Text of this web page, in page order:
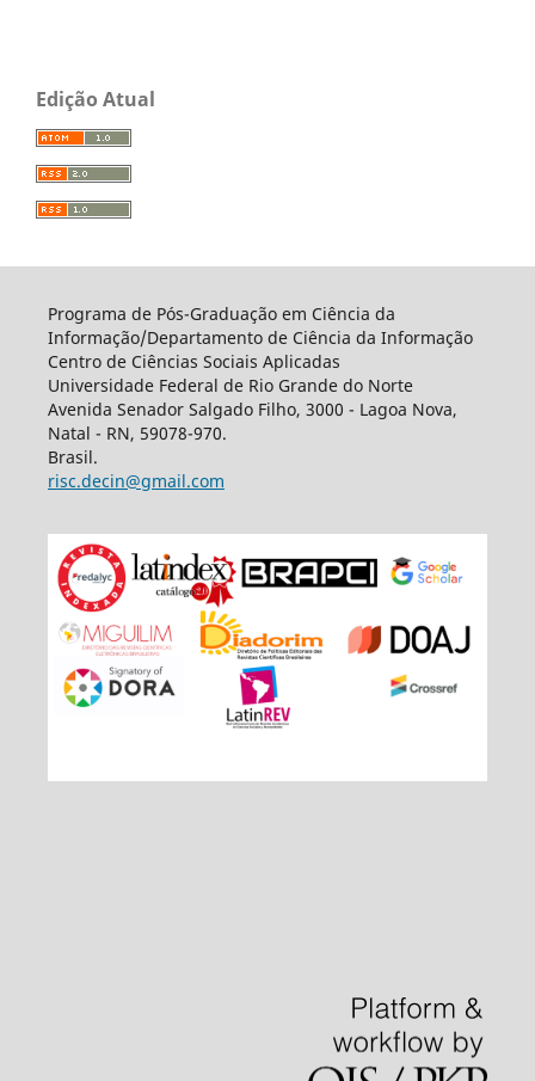
Edição Atual
Programa de Pós-Graduação em Ciência da
Informação/Departamento de Ciência da Informação
Centro de Ciências Sociais Aplicadas
Universidade Federal de Rio Grande do Norte
Avenida Senador Salgado Filho, 3000 - Lagoa Nova,
Natal - RN, 59078-970.
Brasil.
risc.decin@gmail.com